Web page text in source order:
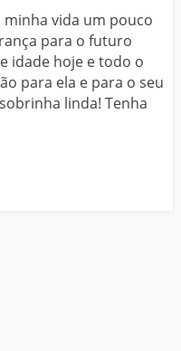
minha vida um pouco
para o futuro
idade hoje e todo o
para ela e para o seu
linda! Tenha